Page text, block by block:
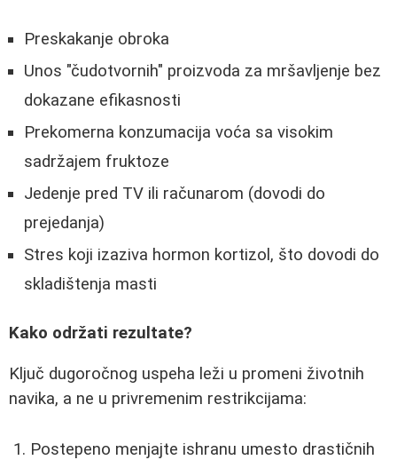
Preskakanje obroka
Unos "čudotvornih" proizvoda za mršavljenje bez
dokazane efikasnosti
Prekomerna konzumacija voća sa visokim
sadržajem fruktoze
Jedenje pred TV ili računarom (dovodi do
prejedanja)
Stres koji izaziva hormon kortizol, što dovodi do
skladištenja masti
Kako održati rezultate?
Ključ dugoročnog uspeha leži u promeni životnih
navika, a ne u privremenim restrikcijama:
Postepeno menjajte ishranu umesto drastičnih